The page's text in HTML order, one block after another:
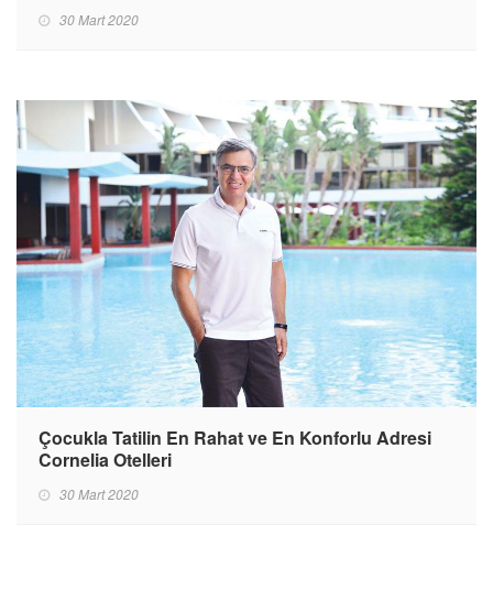
30 Mart 2020
Çocukla Tatilin En Rahat ve En Konforlu Adresi
Cornelia Otelleri
30 Mart 2020